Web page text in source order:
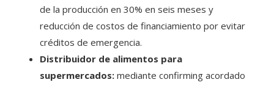
de la producción en 30% en seis meses y
reducción de costos de financiamiento por evitar
créditos de emergencia.
Distribuidor de alimentos para
supermercados: mediante confirming acordado